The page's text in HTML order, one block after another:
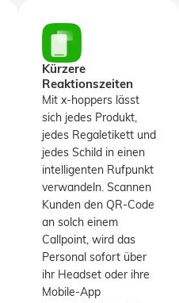
Kürzere
Reaktionszeiten
Mit x-hoppers lässt
sich jedes Produkt,
jedes Regaletikett und
jedes Schild in einen
intelligenten Rufpunkt
verwandeln. Scannen
Kunden den QR-Code
an solch einem
Callpoint, wird das
Personal sofort über
ihr Headset oder ihre
Mobile-App